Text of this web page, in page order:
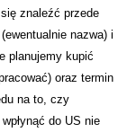
znaleźć przede
nazwa) i
planujemy kupić
oraz termin
na to, czy
do US nie